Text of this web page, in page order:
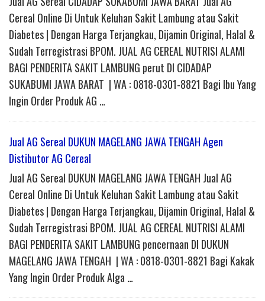
Cereal Online Di Untuk Keluhan Sakit Lambung atau Sakit
Diabetes | Dengan Harga Terjangkau, Dijamin Original, Halal &
Sudah Terregistrasi BPOM. JUAL AG CEREAL NUTRISI ALAMI
BAGI PENDERITA SAKIT LAMBUNG perut DI CIDADAP
SUKABUMI JAWA BARAT | WA : 0818-0301-8821 Bagi Ibu Yang
Ingin Order Produk AG …
Jual AG Sereal DUKUN MAGELANG JAWA TENGAH Agen
Distibutor AG Cereal
Jual AG Sereal DUKUN MAGELANG JAWA TENGAH Jual AG
Cereal Online Di Untuk Keluhan Sakit Lambung atau Sakit
Diabetes | Dengan Harga Terjangkau, Dijamin Original, Halal &
Sudah Terregistrasi BPOM. JUAL AG CEREAL NUTRISI ALAMI
BAGI PENDERITA SAKIT LAMBUNG pencernaan DI DUKUN
MAGELANG JAWA TENGAH | WA : 0818-0301-8821 Bagi Kakak
Yang Ingin Order Produk Alga …